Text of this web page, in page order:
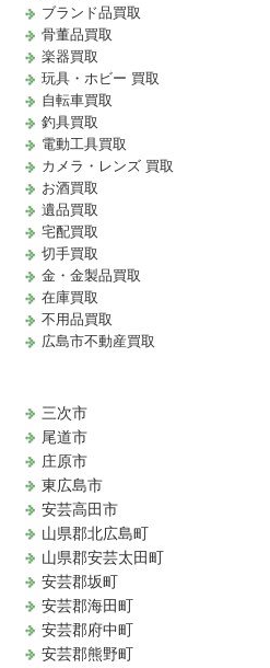
ブランド品買取
骨董品買取
楽器買取
玩具・ホビー 買取
自転車買取
釣具買取
電動工具買取
カメラ・レンズ 買取
お酒買取
遺品買取
宅配買取
切手買取
金・金製品買取
在庫買取
不用品買取
広島市不動産買取
三次市
尾道市
庄原市
東広島市
安芸高田市
山県郡北広島町
山県郡安芸太田町
安芸郡坂町
安芸郡海田町
安芸郡府中町
安芸郡熊野町